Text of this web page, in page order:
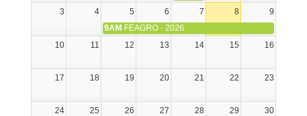
3
4 5 6 7 8
9
9AM FEAGRO - 2026
10
11 12 13 14 15 16
17 18 19 20 21 22 23
24 25 26 27 28 29 30